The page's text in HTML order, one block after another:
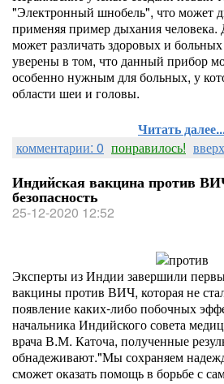
"Электронный шнобель", что может
применяя пример дыхания человека.
может различать здоровых и
уверены в том, что данный прибор
особенно нужным для больных, у
области шеи и головы.
Читать
комментарии: 0 понравилось!
Индийская вакцина против
безопасность
25-12-2020 12:52
Эксперты из Индии завершили
вакцины против ВИЧ, которая не
появление каких-либо побочных
начальника Индийского совета
врача В.М. Каточа, полученные
обнадеживают."Мы сохраняем
сможет оказать помощь в борьбе с